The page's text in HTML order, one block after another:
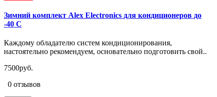
Зимний комплект Alex Electronics для кондиционеров до
-40 С
Каждому обладателю систем кондиционирования,
настоятельно рекомендуем, основательно подготовить свой..
7500руб.
0 отзывов